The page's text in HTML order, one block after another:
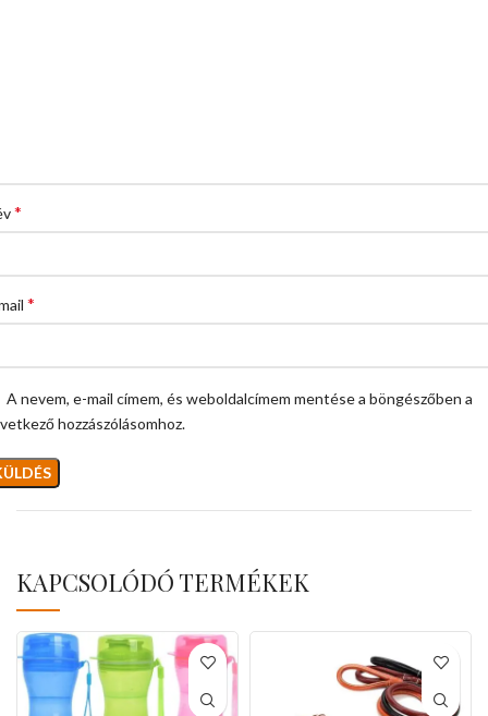
*
*
A nevem, e-mail címem, és weboldalcímem mentése a böngészőben a
hozzászólásomhoz.
KAPCSOLÓDÓ TERMÉKEK